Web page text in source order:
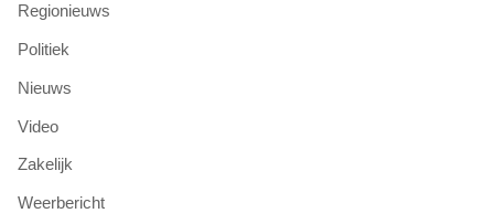
Regionieuws
Politiek
Nieuws
Video
Zakelijk
Weerbericht